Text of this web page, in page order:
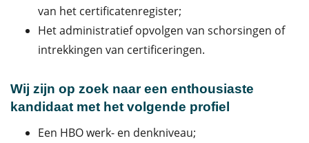
van het certificatenregister;
Het administratief opvolgen van schorsingen of
intrekkingen van certificeringen.
Wij zijn op zoek naar een enthousiaste
kandidaat met het volgende profiel
Een HBO werk- en denkniveau;